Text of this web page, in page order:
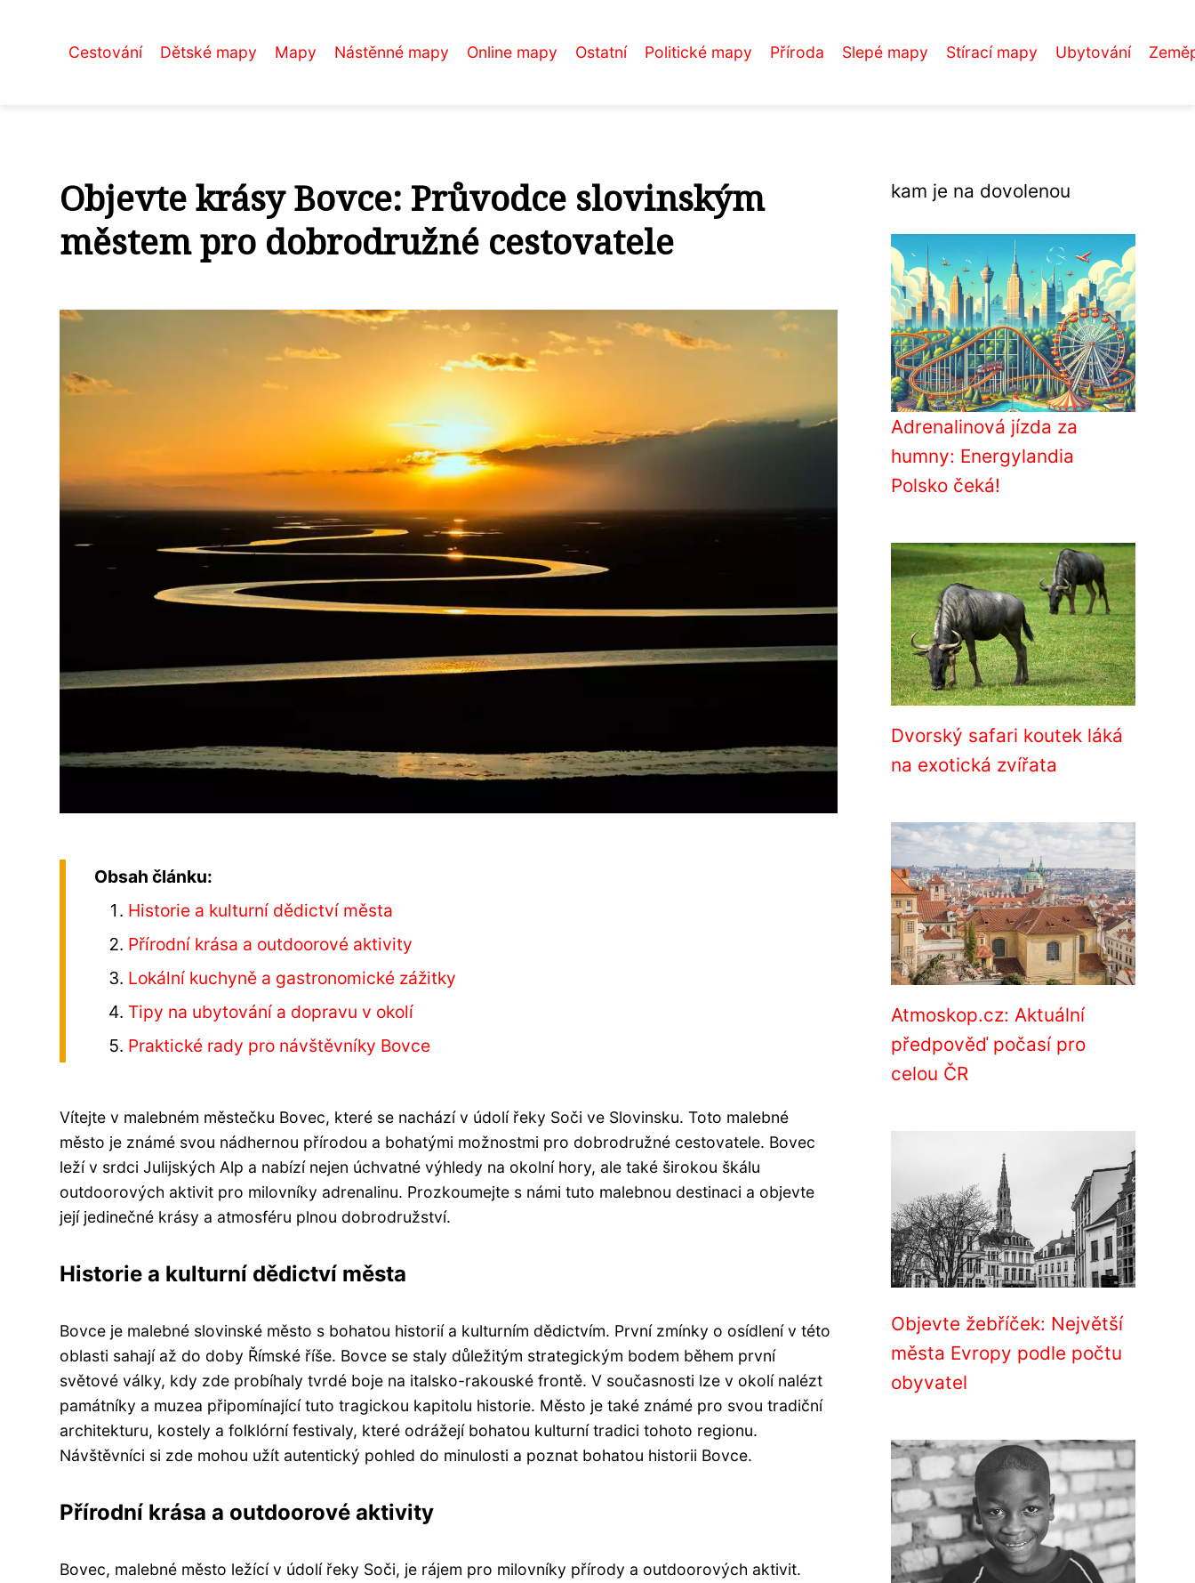
Cestování Dětské mapy Mapy Nástěnné mapy Online mapy Ostatní Politické mapy Příroda Slepé mapy Stírací mapy Ubytování
Objevte krásy Bovce: Průvodce slovinským
městem pro dobrodružné cestovatele
Obsah článku:
Historie a kulturní dědictví města
Přírodní krása a outdoorové aktivity
Lokální kuchyně a gastronomické zážitky
Tipy na ubytování a dopravu v okolí
Praktické rady pro návštěvníky Bovce
Vítejte v malebném městečku Bovec, které se nachází v údolí řeky Soči ve Slovinsku. Toto malebné
město je známé svou nádhernou přírodou a bohatými možnostmi pro dobrodružné cestovatele. Bovec
leží v srdci Julijských Alp a nabízí nejen úchvatné výhledy na okolní hory, ale také širokou škálu
outdoorových aktivit pro milovníky adrenalinu. Prozkoumejte s námi tuto malebnou destinaci a objevte
její jedinečné krásy a atmosféru plnou dobrodružství.
Historie a kulturní dědictví města
Bovce je malebné slovinské město s bohatou historií a kulturním dědictvím. První zmínky o osídlení v této
oblasti sahají až do doby Římské říše. Bovce se staly důležitým strategickým bodem během první
světové války, kdy zde probíhaly tvrdé boje na italsko-rakouské frontě. V současnosti lze v okolí nalézt
památníky a muzea připomínající tuto tragickou kapitolu historie. Město je také známé pro svou tradiční
architekturu, kostely a folklórní festivaly, které odrážejí bohatou kulturní tradici tohoto regionu.
Návštěvníci si zde mohou užít autentický pohled do minulosti a poznat bohatou historii Bovce.
Přírodní krása a outdoorové aktivity
Bovec, malebné město ležící v údolí řeky Soči, je rájem pro milovníky přírody a outdoorových aktivit.
kam je na dovolenou
Adrenalinová jízda za
humny: Energylandia
Polsko čeká!
Dvorský safari koutek láká
na exotická zvířata
Atmoskop.cz: Aktuální
předpověď počasí pro
celou ČR
Objevte žebříček: Největší
města Evropy podle počtu
obyvatel